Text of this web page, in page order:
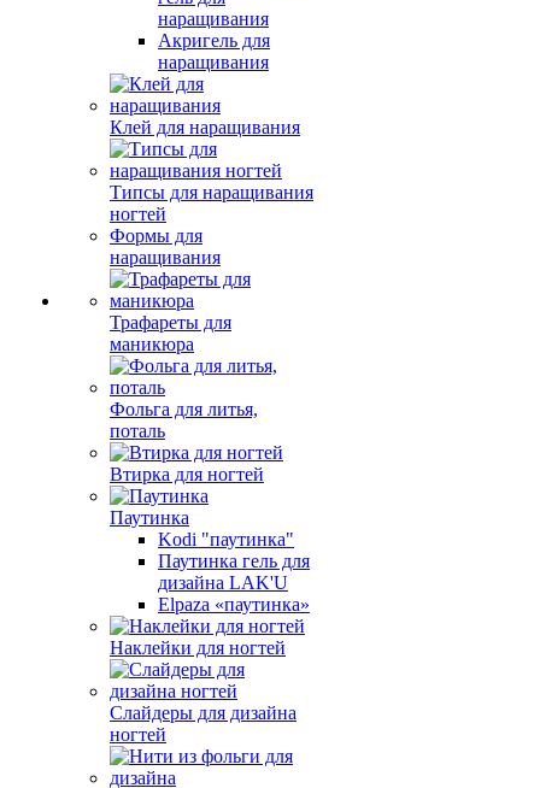
наращивания
Акригель для
наращивания
Клей для наращивания
Типсы для наращивания
ногтей
Формы для
наращивания
Трафареты для
маникюра
Фольга для литья,
поталь
Втирка для ногтей
Паутинка
Kodi "паутинка"
Паутинка гель для
дизайна LAK'U
Elpaza «паутинка»
Наклейки для ногтей
Слайдеры для дизайна
ногтей